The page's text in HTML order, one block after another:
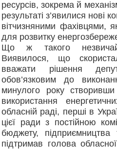
ресурсів, зокрема й
результаті з’явилися нові
вітчизняними фахівцями,
для розвитку
Що ж такого
Виявилося, що
вважати рішення
обов’язковим до
минулого року
використання
обласній раді, перші в
цієї ради з постійною
бюджету,
підтримав голова